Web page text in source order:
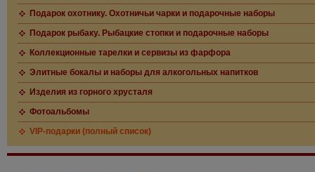
Подарок охотнику. Охотничьи чарки и подарочные наборы
Подарок рыбаку. Рыбацкие стопки и подарочные наборы
Коллекционные тарелки и сервизы из фарфора
Элитные бокалы и наборы для алкогольных напитков
Изделия из горного хрусталя
Фотоальбомы
VIP-подарки (полный список)